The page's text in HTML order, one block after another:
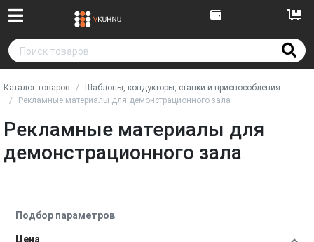
Каталог товаров
Шаблоны, кондукторы, станки и приспособления
Рекламные материалы для демонстрационного зала
Рекламные материалы для
демонстрационного зала
Подбор параметров
Цена